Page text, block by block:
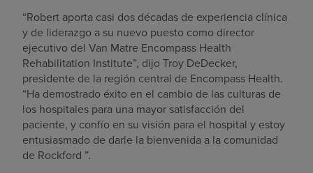
“Robert aporta casi dos décadas de experiencia clínica
y de liderazgo a su nuevo puesto como director
ejecutivo del Van Matre Encompass Health
Rehabilitation Institute”, dijo Troy DeDecker,
presidente de la región central de Encompass Health.
“Ha demostrado éxito en el cambio de las culturas de
los hospitales para una mayor satisfacción del
paciente, y confío en su visión para el hospital y estoy
entusiasmado de darle la bienvenida a la comunidad
de Rockford ”.